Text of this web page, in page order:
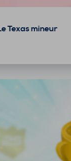
Texas mineur